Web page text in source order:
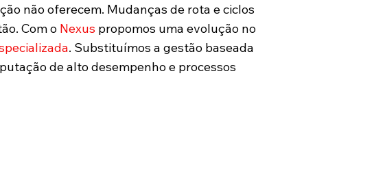
não oferecem. Mudanças de rota e ciclos
Com o Nexus propomos uma evolução no
. Substituímos a gestão baseada
de alto desempenho e processos